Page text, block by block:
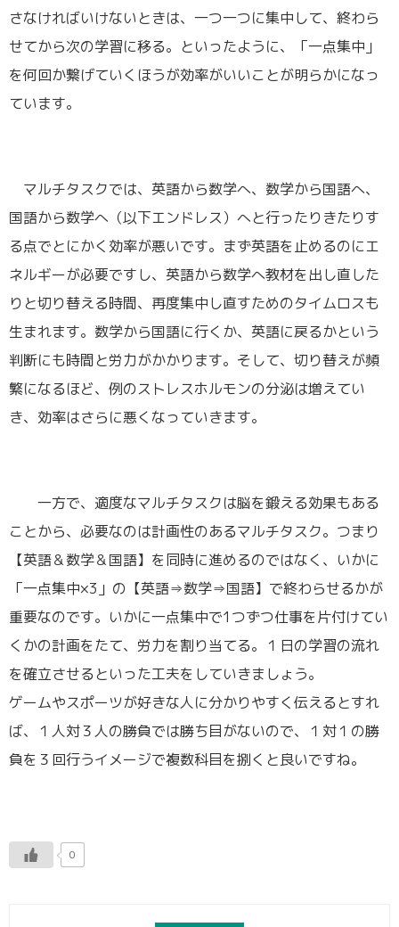
さなければいけないときは、一つ一つに集中して、終わら
せてから次の学習に移る。といったように、「一点集中」
を何回か繋げていくほうが効率がいいことが明らかになっ
ています。
マルチタスクでは、英語から数学へ、数学から国語へ、
国語から数学へ（以下エンドレス）へと行ったりきたりす
る点でとにかく効率が悪いです。まず英語を止めるのにエ
ネルギーが必要ですし、英語から数学へ教材を出し直した
りと切り替える時間、再度集中し直すためのタイムロスも
生まれます。数学から国語に行くか、英語に戻るかという
判断にも時間と労力がかかります。そして、切り替えが頻
繁になるほど、例のストレスホルモンの分泌は増えてい
き、効率はさらに悪くなっていきます。
一方で、適度なマルチタスクは脳を鍛える効果もある
ことから、必要なのは計画性のあるマルチタスク。つまり
【英語＆数学＆国語】を同時に進めるのではなく、いかに
「一点集中×3」の【英語⇒数学⇒国語】で終わらせるかが
重要なのです。いかに一点集中で1つずつ仕事を片付けてい
くかの計画をたて、労力を割り当てる。１日の学習の流れ
を確立させるといった工夫をしていきましょう。
ゲームやスポーツが好きな人に分かりやすく伝えるとすれ
ば、１人対３人の勝負では勝ち目がないので、１対１の勝
負を３回行うイメージで複数科目を捌くと良いですね。
0